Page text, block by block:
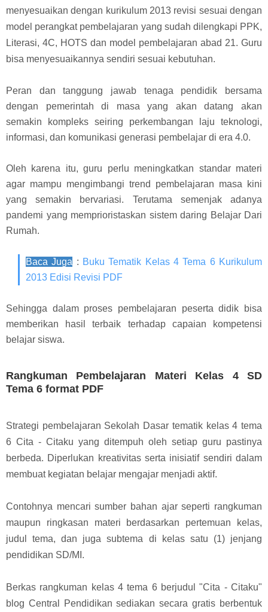
menyesuaikan dengan kurikulum 2013 revisi sesuai dengan
model perangkat pembelajaran yang sudah dilengkapi PPK,
Literasi, 4C, HOTS dan model pembelajaran abad 21. Guru
bisa menyesuaikannya sendiri sesuai kebutuhan.
Peran dan tanggung jawab tenaga pendidik bersama
dengan pemerintah di masa yang akan datang akan
semakin kompleks seiring perkembangan laju teknologi,
informasi, dan komunikasi generasi pembelajar di era 4.0.
Oleh karena itu, guru perlu meningkatkan standar materi
agar mampu mengimbangi trend pembelajaran masa kini
yang semakin bervariasi. Terutama semenjak adanya
pandemi yang memprioristaskan sistem daring Belajar Dari
Rumah.
Baca Juga : Buku Tematik Kelas 4 Tema 6 Kurikulum
2013 Edisi Revisi PDF
Sehingga dalam proses pembelajaran peserta didik bisa
memberikan hasil terbaik terhadap capaian kompetensi
belajar siswa.
Rangkuman Pembelajaran Materi Kelas 4 SD
Tema 6 format PDF
Strategi pembelajaran Sekolah Dasar tematik kelas 4 tema
6 Cita - Citaku yang ditempuh oleh setiap guru pastinya
berbeda. Diperlukan kreativitas serta inisiatif sendiri dalam
membuat kegiatan belajar mengajar menjadi aktif.
Contohnya mencari sumber bahan ajar seperti rangkuman
maupun ringkasan materi berdasarkan pertemuan kelas,
judul tema, dan juga subtema di kelas satu (1) jenjang
pendidikan SD/MI.
Berkas rangkuman kelas 4 tema 6 berjudul "Cita - Citaku"
blog Central Pendidikan sediakan secara gratis berbentuk